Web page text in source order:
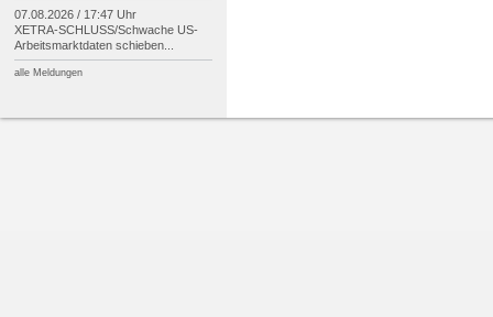
07.08.2026 / 17:47 Uhr
XETRA-SCHLUSS/Schwache US-
Arbeitsmarktdaten schieben...
alle Meldungen